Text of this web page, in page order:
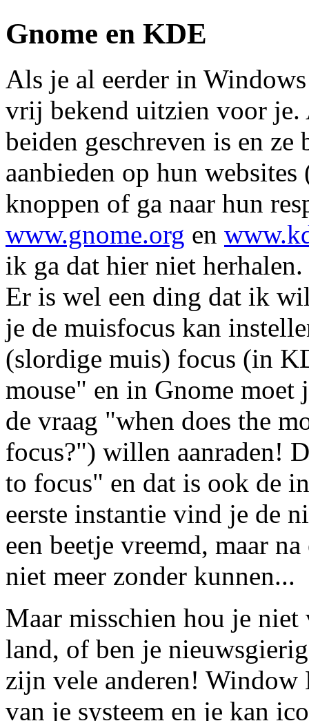
Gnome en KDE
Als je al eerder in
vrij bekend uitzien voor je.
beiden geschreven is en
aanbieden op hun
knoppen of ga naar hun
www.gnome.org en
ik ga dat hier niet herhalen.
Er is wel een ding dat ik
je de muisfocus kan
(slordige muis) focus (in
mouse" en in Gnome
de vraag "when does the
focus?") willen aanraden!
to focus" en dat is ook de
eerste instantie vind je de
een beetje vreemd, maar
niet meer zonder kunnen...
Maar misschien hou je
land, of ben je
zijn vele anderen! Window
van je systeem en je kan